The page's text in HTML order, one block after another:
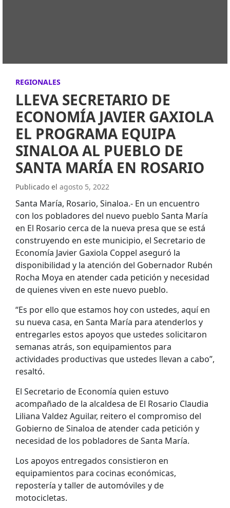
REGIONALES
LLEVA SECRETARIO DE
ECONOMÍA JAVIER GAXIOLA
EL PROGRAMA EQUIPA
SINALOA AL PUEBLO DE
SANTA MARÍA EN ROSARIO
Publicado el agosto 5, 2022
Santa María, Rosario, Sinaloa.- En un encuentro
con los pobladores del nuevo pueblo Santa María
en El Rosario cerca de la nueva presa que se está
construyendo en este municipio, el Secretario de
Economía Javier Gaxiola Coppel aseguró la
disponibilidad y la atención del Gobernador Rubén
Rocha Moya en atender cada petición y necesidad
de quienes viven en este nuevo pueblo.
“Es por ello que estamos hoy con ustedes, aquí en
su nueva casa, en Santa María para atenderlos y
entregarles estos apoyos que ustedes solicitaron
semanas atrás, son equipamientos para
actividades productivas que ustedes llevan a cabo”,
resaltó.
El Secretario de Economía quien estuvo
acompañado de la alcaldesa de El Rosario Claudia
Liliana Valdez Aguilar, reitero el compromiso del
Gobierno de Sinaloa de atender cada petición y
necesidad de los pobladores de Santa María.
Los apoyos entregados consistieron en
equipamientos para cocinas económicas,
repostería y taller de automóviles y de
motocicletas.